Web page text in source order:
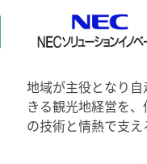
地域が主役となり自
きる観光地経営を、
の技術と情熱で支え